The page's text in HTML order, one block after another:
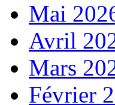
Mai
Avril
Mars
Février